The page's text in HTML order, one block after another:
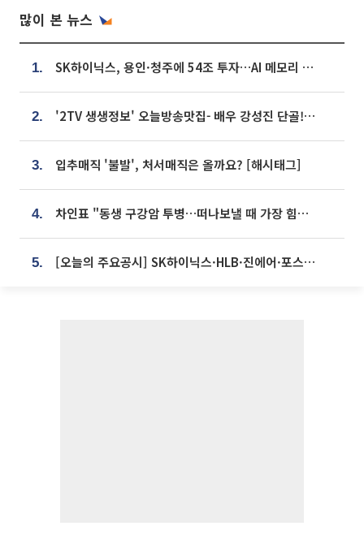
많이 본 뉴스
1. SK하이닉스, 용인·청주에 54조 투자…AI 메모리 생산기지 키운다
2. '2TV 생생정보' 오늘방송맛집- 배우 강성진 단골! 쌀국수ㆍ푸팟퐁 커리 맛집 '블○○○'
3. 입추매직 '불발', 처서매직은 올까요? [해시태그]
4. 차인표 "동생 구강암 투병…떠나보낼 때 가장 힘들었다”
5. [오늘의 주요공시] SK하이닉스·HLB·진에어·포스코홀딩스·네이버·대우건설 등